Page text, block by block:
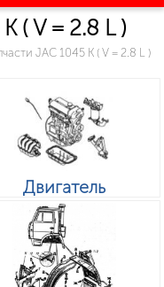
( V = 2.8 L )
JAC 1045 K ( V = 2.8 L )
Двигатель